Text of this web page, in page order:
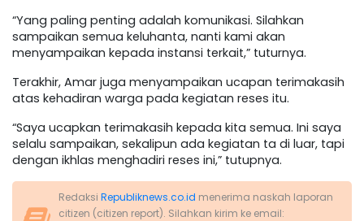
“Yang paling penting adalah komunikasi. Silahkan
sampaikan semua keluhanta, nanti kami akan
menyampaikan kepada instansi terkait,” tuturnya.
Terakhir, Amar juga menyampaikan ucapan terimakasih
atas kehadiran warga pada kegiatan reses itu.
“Saya ucapkan terimakasih kepada kita semua. Ini saya
selalu sampaikan, sekalipun ada kegiatan ta di luar, tapi
dengan ikhlas menghadiri reses ini,” tutupnya.
Redaksi Republiknews.co.id menerima naskah laporan
citizen (citizen report). Silahkan kirim ke email: